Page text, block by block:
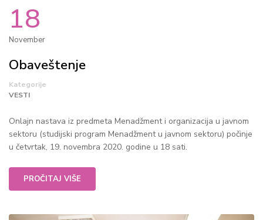
18
November
Obaveštenje
Kategorije
VESTI
Onlajn nastava iz predmeta Menadžment i organizacija u javnom
sektoru (studijski program Menadžment u javnom sektoru) počinje
u četvrtak, 19. novembra 2020. godine u 18 sati.
PROČITAJ VIŠE